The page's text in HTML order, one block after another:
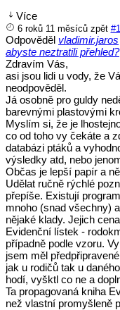
Více
6 roků 11 měsíců zpět
Odpověděl vladimir.jaros
abyste neztratili přehled?
Zdravím Vás,
asi jsou lidi u vody, že
neodpověděl.
Já osobně pro guldy
barevnými plastovými
Myslím si, že je
co od toho vy čekáte a
databázi ptáků a
výsledky atd, nebo
Občas je lepší papír a
Udělat ručně rýchlé
přepíše. Existují
mnoho (snad všechny)
nějaké klady. Jejich
Evidenční lístek -
případně podle vzoru.
jsem měl
jak u rodičů tak u
hodí, vyšktl co ne a
Ta propagovaná kniha
než vlastní promyšleně